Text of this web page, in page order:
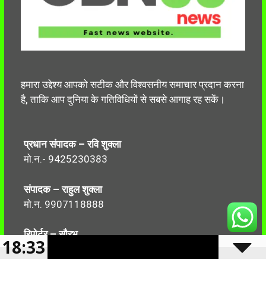
हमारा उद्देश्य आपको सटीक और विश्वसनीय समाचार प्रदान करना
है, ताकि आप दुनिया के गतिविधियों से सबसे आगाह रह सकें।
प्रधान संपादक – रवि शुक्ला
मो.न.- 9425230383
संपादक – राहुल शुक्ला
मो.न. 9907118888
रिपोर्टर – सौरभ
मो.न.-7499999906
18:33